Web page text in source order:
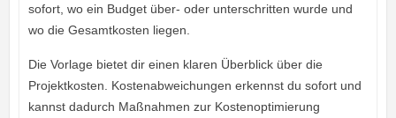
sofort, wo ein Budget über- oder unterschritten wurde und
wo die Gesamtkosten liegen.
Die Vorlage bietet dir einen klaren Überblick über die
Projektkosten. Kostenabweichungen erkennst du sofort und
kannst dadurch Maßnahmen zur Kostenoptimierung